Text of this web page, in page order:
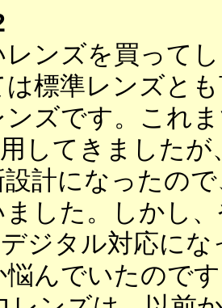
レンズを買って
標準レンズと
ンズです。これ
してきました
計になったの
した。しかし
ジタル対応に
悩んでいたので